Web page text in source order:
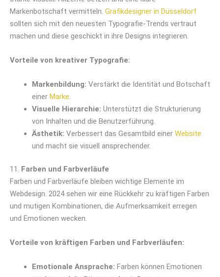
Markenbotschaft vermitteln. Grafikdesigner in Düsseldorf
sollten sich mit den neuesten Typografie-Trends vertraut
machen und diese geschickt in ihre Designs integrieren.
Vorteile von kreativer Typografie:
Markenbildung: Verstärkt die Identität und Botschaft
einer Marke.
Visuelle Hierarchie: Unterstützt die Strukturierung
von Inhalten und die Benutzerführung.
Ästhetik: Verbessert das Gesamtbild einer Website
und macht sie visuell ansprechender.
11. Farben und Farbverläufe
Farben und Farbverläufe bleiben wichtige Elemente im
Webdesign. 2024 sehen wir eine Rückkehr zu kräftigen Farben
und mutigen Kombinationen, die Aufmerksamkeit erregen
und Emotionen wecken.
Vorteile von kräftigen Farben und Farbverläufen:
Emotionale Ansprache: Farben können Emotionen